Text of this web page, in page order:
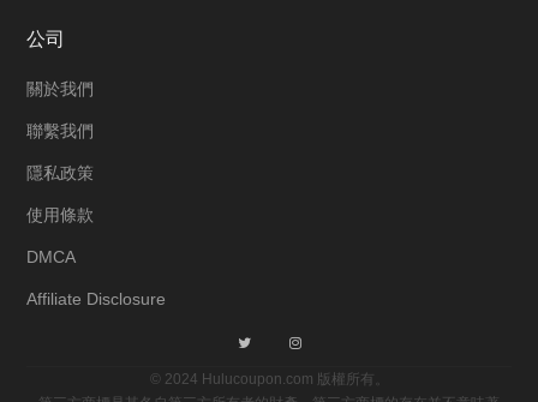
公司
關於我們
聯繫我們
隱私政策
使用條款
DMCA
Affiliate Disclosure
© 2024 Hulucoupon.com 版權所有。